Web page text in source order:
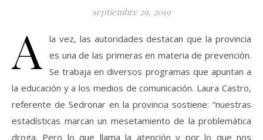
septiembre 29, 2019
A la vez, las autoridades destacan que la provincia
es una de las primeras en materia de prevención.
Se trabaja en diversos programas que apuntan a
la educación y a los medios de comunicación. Laura Castro,
referente de Sedronar en la provincia sostiene: “nuestras
estadísticas marcan un mesetamiento de la problemática
droga. Pero lo que llama la atención y por lo que nos